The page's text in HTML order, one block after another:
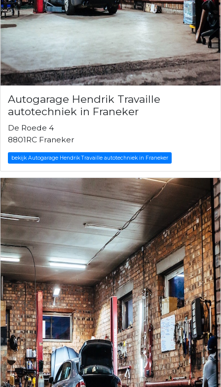
Autogarage Hendrik Travaille
autotechniek in Franeker
De Roede 4
8801RC Franeker
bekijk Autogarage Hendrik Travaille autotechniek in Franeker